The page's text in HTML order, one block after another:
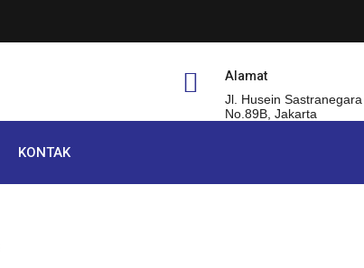
 Alamat
Jl. Husein Sastranegara
No.89B, Jakarta
KONTAK